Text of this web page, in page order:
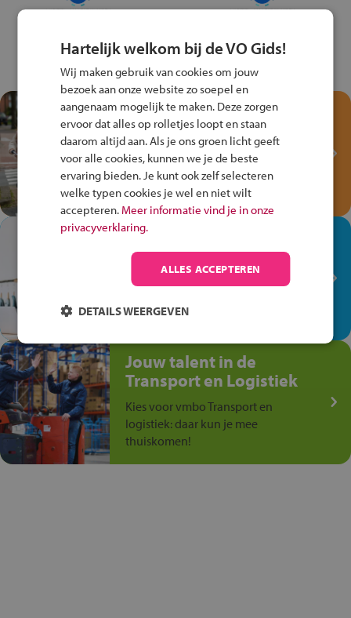
Test je kennis met het
Fiets Veilig
Verkeersspel!
Speel het Fiets Veilig Verkeersspel
en win een Cortina-fiets!
In de winkel ben je op je
plek!
Ontdek via het vmbo jouw talent
anders is!
Jouw talent in de
Transport en Logistiek
Kies voor vmbo Transport en
logistiek: daar kun je mee
thuiskomen!
Hartelijk welkom bij de VO Gids!
Wij maken gebruik van cookies om jouw
bezoek aan onze website zo soepel en
aangenaam mogelijk te maken. Deze zorgen
ervoor dat alles op rolletjes loopt en staan
daarom altijd aan. Als je ons groen licht geeft
voor alle cookies, kunnen we je de beste
ervaring bieden. Je kunt ook zelf selecteren
welke typen cookies je wel en niet wilt
accepteren. Meer informatie vind je in onze
privacyverklaring.
ALLES ACCEPTEREN
DETAILS WEERGEVEN